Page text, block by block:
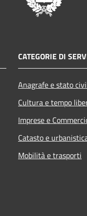
CATEGORIE DI
Anagrafe e stato
Cultura e tempo
Imprese e
Catasto e
Mobilità e trasporti